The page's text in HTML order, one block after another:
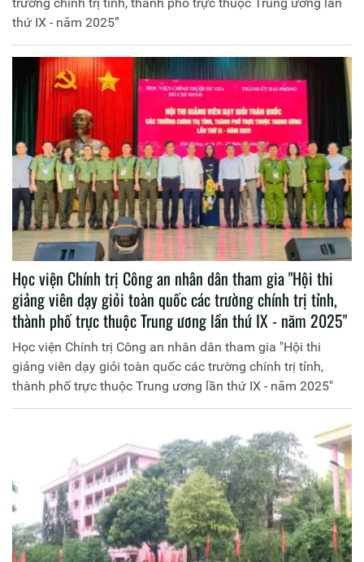
thứ IX - năm 2025”
Học viện Chính trị Công an nhân dân tham gia "Hội thi
giảng viên dạy giỏi toàn quốc các trường chính trị tỉnh,
thành phố trực thuộc Trung ương lần thứ IX - năm 2025"
Học viện Chính trị Công an nhân dân tham gia "Hội thi
giảng viên dạy giỏi toàn quốc các trường chính trị tỉnh,
thành phố trực thuộc Trung ương lần thứ IX - năm 2025"